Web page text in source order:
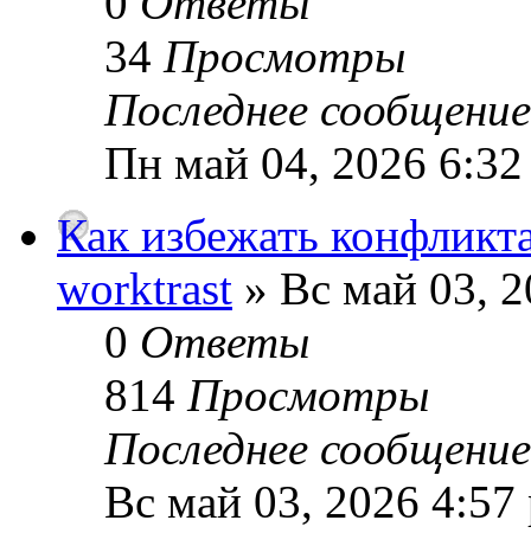
34 Просмотры
Последнее
Пн май 04, 2026
Как избежать
worktrast » Вс май 03,
0 Ответы
814 Просмотры
Последнее
Вс май 03, 2026 4:57